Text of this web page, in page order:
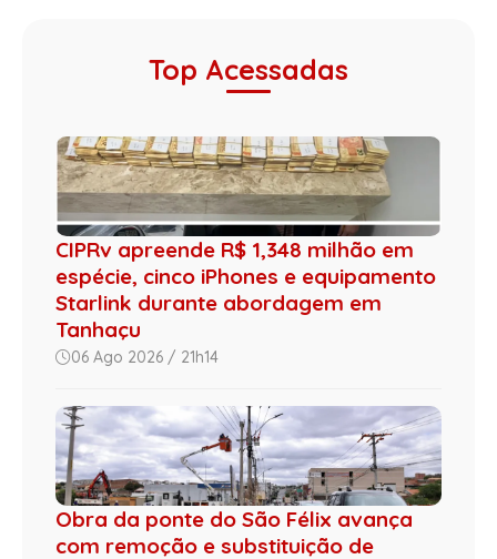
Top Acessadas
CIPRv apreende R$ 1,348 milhão em
espécie, cinco iPhones e equipamento
Starlink durante abordagem em
Tanhaçu
06 Ago 2026 / 21h14
Obra da ponte do São Félix avança
com remoção e substituição de